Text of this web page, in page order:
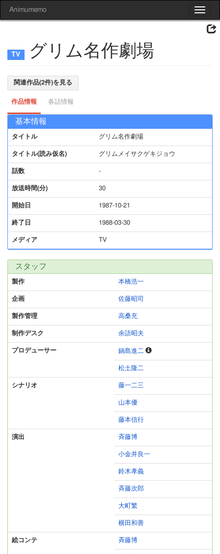
Toggle
Animumemo
グリム名作劇場
関連作品(2件)を見る
作品情報 各話情報
基本情報
タイトル グリム名作劇場
タイトル(読み仮名) グリムメイサクゲキジョウ
話数 -
放送時間(分) 30
開始日 1987-10-21
終了日 1988-03-30
メディア TV
スタッフ
製作 本橋浩一
企画 佐藤昭司
製作管理 高桑充
制作デスク 余語昭夫
プロデューサー 鍋島進二
松土隆二
シナリオ 藤一二三
山本優
藤本信行
演出 斉藤博
小金井良一
鈴木孝義
斉藤次郎
大町繁
横田和善
絵コンテ 斉藤博